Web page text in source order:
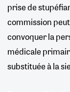
prise de
commission
convoquer la
médicale
substituée à la